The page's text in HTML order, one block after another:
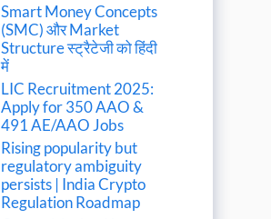
Smart Money Concepts
(SMC) और Market
Structure स्ट्रैटेजी को हिंदी
में
LIC Recruitment 2025:
Apply for 350 AAO &
491 AE/AAO Jobs
Rising popularity but
regulatory ambiguity
persists | India Crypto
Regulation Roadmap